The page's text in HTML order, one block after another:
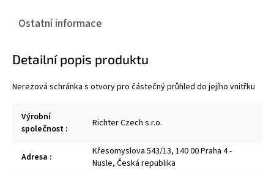
Ostatní informace
Detailní popis produktu
Nerezová schránka s otvory pro částečný průhled do jejího vnitřku
Výrobní
společnost : Richter Czech s.r.o.
Adresa :
Křesomyslova 543/13, 140 00 Praha 4 -
Nusle, Česká republika